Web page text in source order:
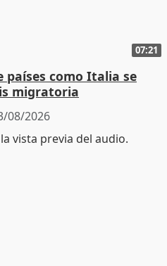
07:21
países como Italia se
migratoria
08/2026